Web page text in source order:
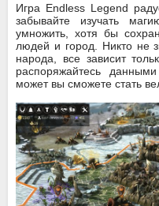
Игра Endless Legend
забывайте изучать
умножить, хотя бы
людей и город. Никто не
народа, все зависит
распоряжайтесь
может вы сможете стать